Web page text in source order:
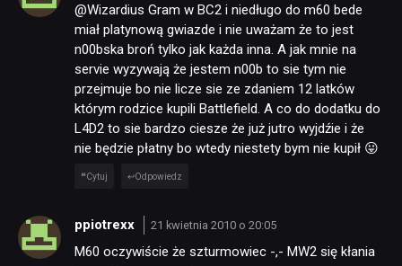
@Wizardius Gram w BC2 i niedługo do m60 bede
miał platynową gwiazde i nie uważam że to jest
n00bska broń tylko jak każda inna. A jak mnie na
servie wyzywają że jestem n00b to sie tym nie
przejmuje bo nie licze sie ze zdaniem 12 latków
którym rodzice kupili Battlefield. A co do dodatku do
L4D2 to sie bardzo ciesze że już jutro wyjdźie i że
nie będzie płatny bo wtedy niestety bym nie kupił 😛
Cytuj Odpowiedz
ppiotrexx 21 kwietnia 2010 o 20:05
M60 oczywiście że szturmowiec -,- MW2 się kłania